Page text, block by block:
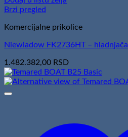
Brzi pregled
Komercijalne prikolice
Niewiadow FK2736HT – hladnjača
1.482.382,00 RSD